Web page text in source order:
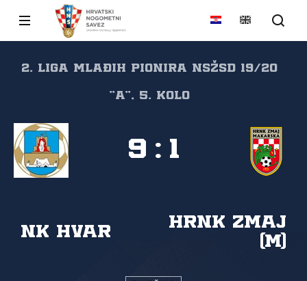
2. liga mlađih pionira NSŽSD 19/20
"A", 5. kolo
NK Hvar
HRNK Zmaj
(M)
9 : 1